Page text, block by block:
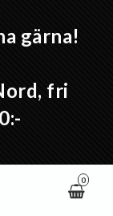
gärna!
fri
0